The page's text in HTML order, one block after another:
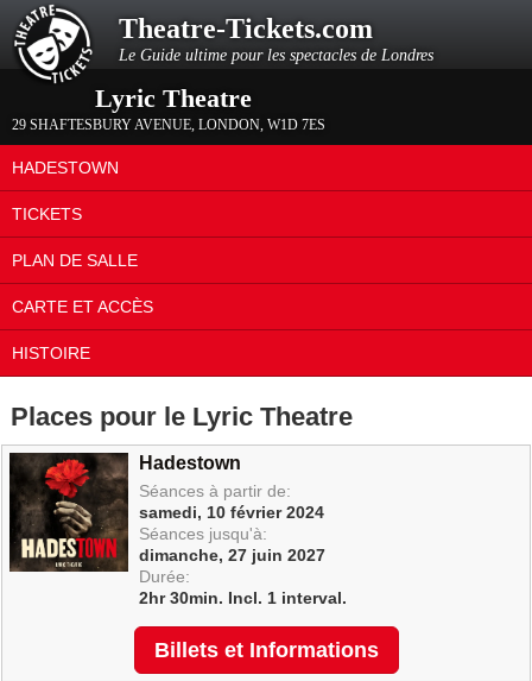
Theatre-Tickets.com
Le Guide ultime pour les spectacles de Londres
Lyric Theatre
29 SHAFTESBURY AVENUE, LONDON, W1D 7ES
HADESTOWN
TICKETS
PLAN DE SALLE
CARTE ET ACCÈS
HISTOIRE
Places pour le Lyric Theatre
Hadestown
Séances à partir de:
samedi, 10 février 2024
Séances jusqu'à:
dimanche, 27 juin 2027
Durée:
2hr 30min. Incl. 1 interval.
Billets et Informations